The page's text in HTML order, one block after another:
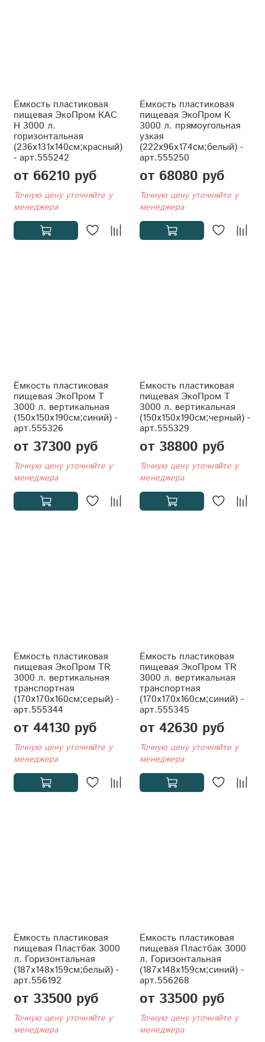
Ёмкость пластиковая
пищевая ЭкоПром КАС
Н 3000 л.
горизонтальная
(236x131x140см;красный)
- арт.555242
от 66210 руб
Точную цену уточняйте у
менеджера
Ёмкость пластиковая
пищевая ЭкоПром K
3000 л. прямоугольная
узкая
(222x96x174см;белый) -
арт.555250
от 68080 руб
Точную цену уточняйте у
менеджера
Ёмкость пластиковая
пищевая ЭкоПром T
3000 л. вертикальная
(150x150x190см;синий) -
арт.555326
от 37300 руб
Точную цену уточняйте у
менеджера
Ёмкость пластиковая
пищевая ЭкоПром T
3000 л. вертикальная
(150x150x190см;черный) -
арт.555329
от 38800 руб
Точную цену уточняйте у
менеджера
Ёмкость пластиковая
пищевая ЭкоПром TR
3000 л. вертикальная
транспортная
(170x170x160см;серый) -
арт.555344
от 44130 руб
Точную цену уточняйте у
менеджера
Ёмкость пластиковая
пищевая ЭкоПром TR
3000 л. вертикальная
транспортная
(170x170x160см;синий) -
арт.555345
от 42630 руб
Точную цену уточняйте у
менеджера
Ёмкость пластиковая
пищевая Пластбак 3000
л. Горизонтальная
(187x148x159см;белый) -
арт.556192
от 33500 руб
Точную цену уточняйте у
менеджера
Ёмкость пластиковая
пищевая Пластбак 3000
л. Горизонтальная
(187x148x159см;синий) -
арт.556268
от 33500 руб
Точную цену уточняйте у
менеджера